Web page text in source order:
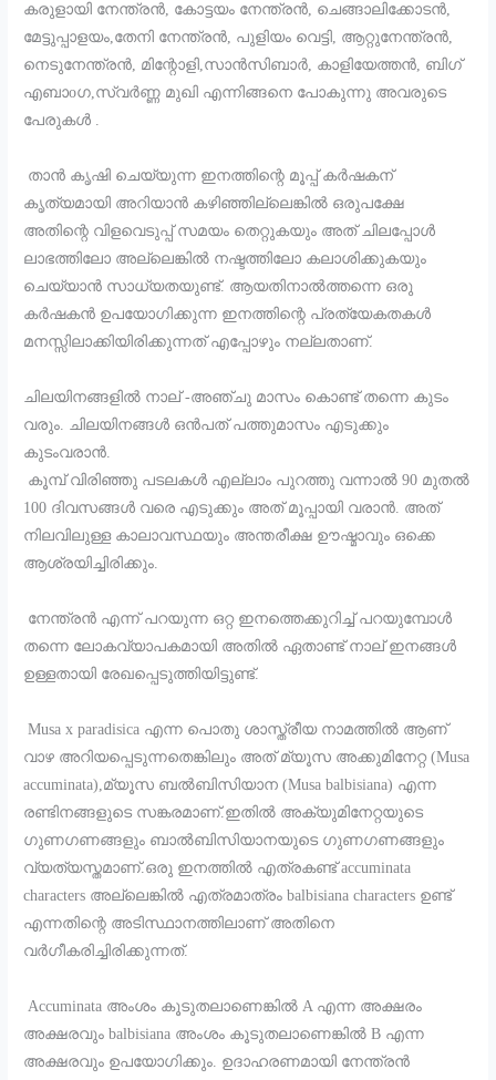
കരുളായി നേന്ത്രൻ, കോട്ടയം നേന്ത്രൻ, ചെങ്ങാലിക്കോടൻ,
മേട്ടുപ്പാളയം,തേനി നേന്ത്രൻ, പുളിയം വെട്ടി, ആറ്റുനേന്ത്രൻ,
നെടുനേന്ത്രൻ, മിന്റോളി,സാൻസിബാർ, കാളിയേത്തൻ, ബിഗ്
എബാoഗ,സ്വർണ്ണ മുഖി എന്നിങ്ങനെ പോകുന്നു അവരുടെ
പേരുകൾ .
താൻ കൃഷി ചെയ്യുന്ന ഇനത്തിന്റെ മൂപ്പ് കർഷകന്
കൃത്യമായി അറിയാൻ കഴിഞ്ഞില്ലെങ്കിൽ ഒരുപക്ഷേ
അതിന്റെ വിളവെടുപ്പ് സമയം തെറ്റുകയും അത് ചിലപ്പോൾ
ലാഭത്തിലോ അല്ലെങ്കിൽ നഷ്ടത്തിലോ കലാശിക്കുകയും
ചെയ്യാൻ സാധ്യതയുണ്ട്. ആയതിനാൽത്തന്നെ ഒരു
കർഷകൻ ഉപയോഗിക്കുന്ന ഇനത്തിന്റെ പ്രത്യേകതകൾ
മനസ്സിലാക്കിയിരിക്കുന്നത് എപ്പോഴും നല്ലതാണ്.
ചിലയിനങ്ങളിൽ നാല് -അഞ്ചു മാസം കൊണ്ട് തന്നെ കുടം
വരും. ചിലയിനങ്ങൾ ഒൻപത് പത്തുമാസം എടുക്കും
കുടംവരാൻ.
കൂമ്പ് വിരിഞ്ഞു പടലകൾ എല്ലാം പുറത്തു വന്നാൽ 90 മുതൽ
100 ദിവസങ്ങൾ വരെ എടുക്കും അത് മൂപ്പായി വരാൻ. അത്
നിലവിലുള്ള കാലാവസ്ഥയും അന്തരീക്ഷ ഊഷ്മാവും ഒക്കെ
ആശ്രയിച്ചിരിക്കും.
നേന്ത്രൻ എന്ന് പറയുന്ന ഒറ്റ ഇനത്തെക്കുറിച്ച് പറയുമ്പോൾ
തന്നെ ലോകവ്യാപകമായി അതിൽ ഏതാണ്ട് നാല് ഇനങ്ങൾ
ഉള്ളതായി രേഖപ്പെടുത്തിയിട്ടുണ്ട്.
Musa x paradisica എന്ന പൊതു ശാസ്ത്രീയ നാമത്തിൽ ആണ്
വാഴ അറിയപ്പെടുന്നതെങ്കിലും അത് മ്യൂസ അക്കുമിനേറ്റ (Musa
accuminata),മ്യൂസ ബൽബിസിയാന (Musa balbisiana) എന്ന
രണ്ടിനങ്ങളുടെ സങ്കരമാണ്.ഇതിൽ അക്യുമിനേറ്റയുടെ
ഗുണഗണങ്ങളും ബാൽബിസിയാനയുടെ ഗുണഗണങ്ങളും
വ്യത്യസ്തമാണ്.ഒരു ഇനത്തിൽ എത്രകണ്ട് accuminata
characters അല്ലെങ്കിൽ എത്രമാത്രം balbisiana characters ഉണ്ട്
എന്നതിന്റെ അടിസ്ഥാനത്തിലാണ് അതിനെ
വർഗീകരിച്ചിരിക്കുന്നത്.
Accuminata അംശം കൂടുതലാണെങ്കിൽ A എന്ന അക്ഷരം
അക്ഷരവും balbisiana അംശം കൂടുതലാണെങ്കിൽ B എന്ന
അക്ഷരവും ഉപയോഗിക്കും. ഉദാഹരണമായി നേന്ത്രൻ